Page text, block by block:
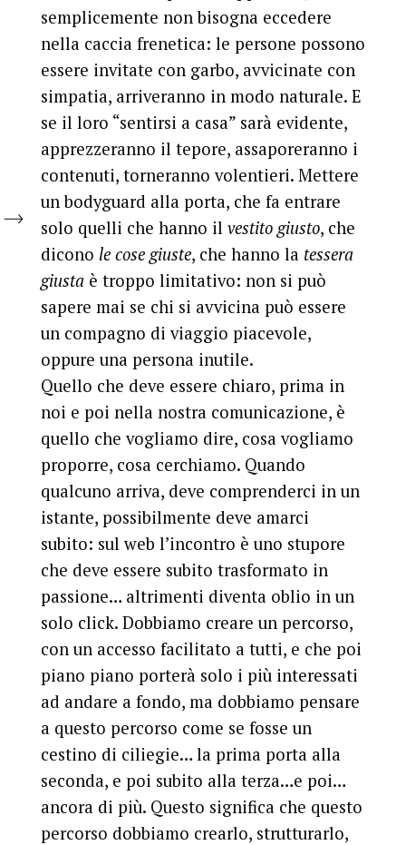
semplicemente non bisogna eccedere
nella caccia frenetica: le persone possono
essere invitate con garbo, avvicinate con
simpatia, arriveranno in modo naturale. E
se il loro “sentirsi a casa” sarà evidente,
apprezzeranno il tepore, assaporeranno i
contenuti, torneranno volentieri. Mettere
un bodyguard alla porta, che fa entrare
solo quelli che hanno il vestito giusto, che
dicono le cose giuste, che hanno la tessera
giustaè troppo limitativo: non si può
sapere mai se chi si avvicina può essere
un compagno di viaggio piacevole,
oppure una persona inutile.
Quello che deve essere chiaro, prima in
noi e poi nella nostra comunicazione, è
quello che vogliamo dire, cosa vogliamo
proporre, cosa cerchiamo. Quando
qualcuno arriva, deve comprenderci in un
istante, possibilmente deve amarci
subito: sul web l’incontro è uno stupore
che deve essere subito trasformato in
passione… altrimenti diventa oblio in un
solo click. Dobbiamo creare un percorso,
con un accesso facilitato a tutti, e che poi
piano piano porterà solo i più interessati
ad andare a fondo, ma dobbiamo pensare
a questo percorso come se fosse un
cestino di ciliegie… la prima porta alla
seconda, e poi subito alla terza…e poi…
ancora di più. Questo significa che questo
percorso dobbiamo crearlo, strutturarlo,